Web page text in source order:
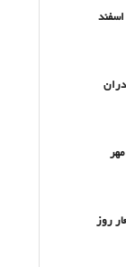
پیش بینی و توصیه های کشاورزی (18 اسفند
پیش بینی و توصیه های کشاورزی (30 مهر
روز